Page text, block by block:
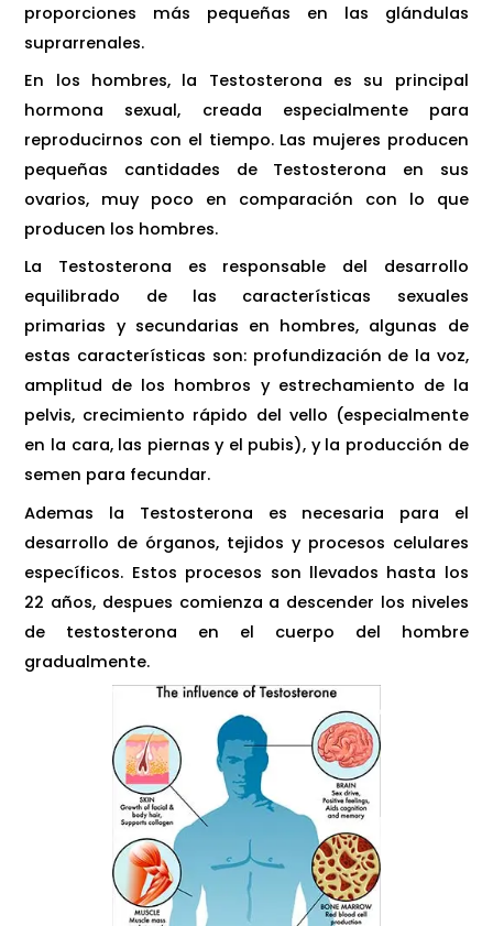
proporciones más pequeñas en las glándulas
suprarrenales.
En los hombres, la Testosterona es su principal
hormona sexual, creada especialmente para
reproducirnos con el tiempo. Las mujeres producen
pequeñas cantidades de Testosterona en sus
ovarios, muy poco en comparación con lo que
producen los hombres.
La Testosterona es responsable del desarrollo
equilibrado de las características sexuales
primarias y secundarias en hombres, algunas de
estas características son: profundización de la voz,
amplitud de los hombros y estrechamiento de la
pelvis, crecimiento rápido del vello (especialmente
en la cara, las piernas y el pubis), y la producción de
semen para fecundar.
Ademas la Testosterona es necesaria para el
desarrollo de órganos, tejidos y procesos celulares
específicos. Estos procesos son llevados hasta los
22 años, despues comienza a descender los niveles
de testosterona en el cuerpo del hombre
gradualmente.